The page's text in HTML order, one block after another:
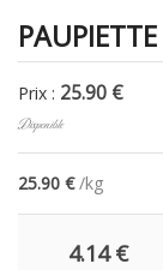
Prix : 25.90 €
Disponible
25.90 €/kg
4.14 €